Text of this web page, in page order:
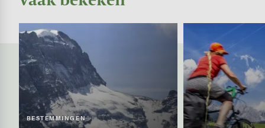
Image
BESTEMMINGEN